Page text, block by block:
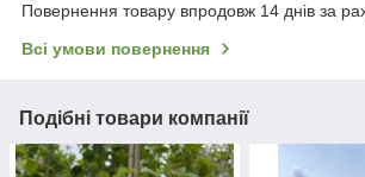
Повернення товару впродовж 14 днів за
Всі умови повернення
Подібні товари компанії